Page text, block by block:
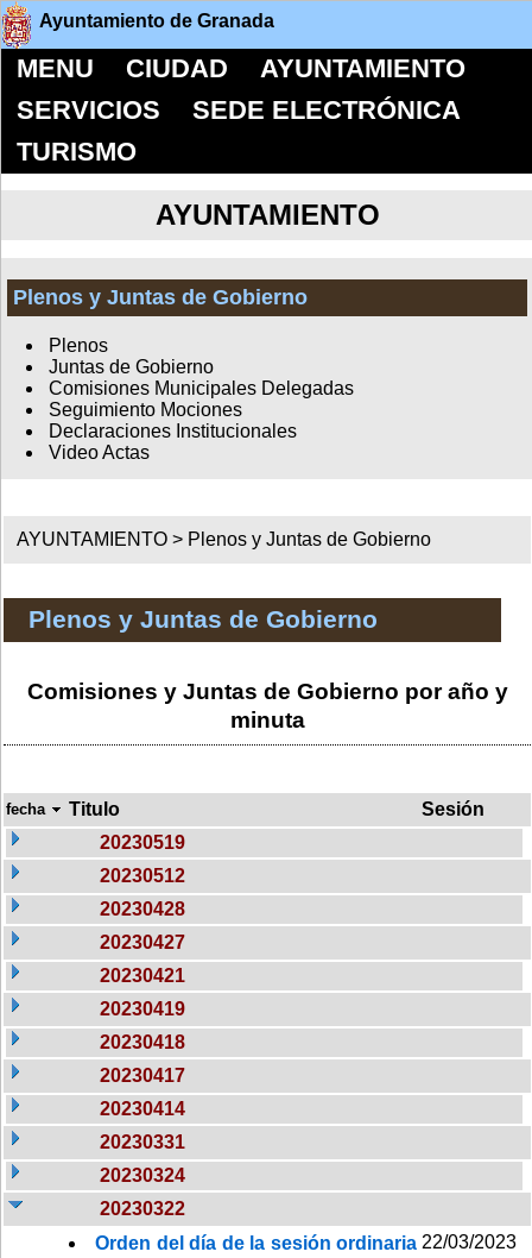
Ayuntamiento de Granada
MENU CIUDAD
AYUNTAMIENTO
SERVICIOS
SEDE ELECTRÓNICA
TURISMO
AYUNTAMIENTO
Plenos y Juntas de Gobierno
Plenos
Juntas de Gobierno
Comisiones Municipales Delegadas
Seguimiento Mociones
Declaraciones Institucionales
Video Actas
AYUNTAMIENTO > Plenos y Juntas de Gobierno
Plenos y Juntas de Gobierno
Comisiones y Juntas de Gobierno por año y
minuta
fecha Titulo
Sesión
20230519
20230512
20230428
20230427
20230421
20230419
20230418
20230417
20230414
20230331
20230324
20230322
Orden del día de la sesión ordinaria 22/03/2023